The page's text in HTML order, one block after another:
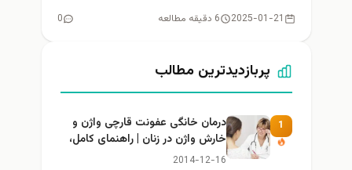
2025-01-21 6 دقیقه مطالعه 0
پربازدیدترین مطالب
1
درمان خانگی عفونت قارچی واژن و
خارش واژن در زنان | راهنمای کامل،
ایمن و کاربردی
2014-12-16